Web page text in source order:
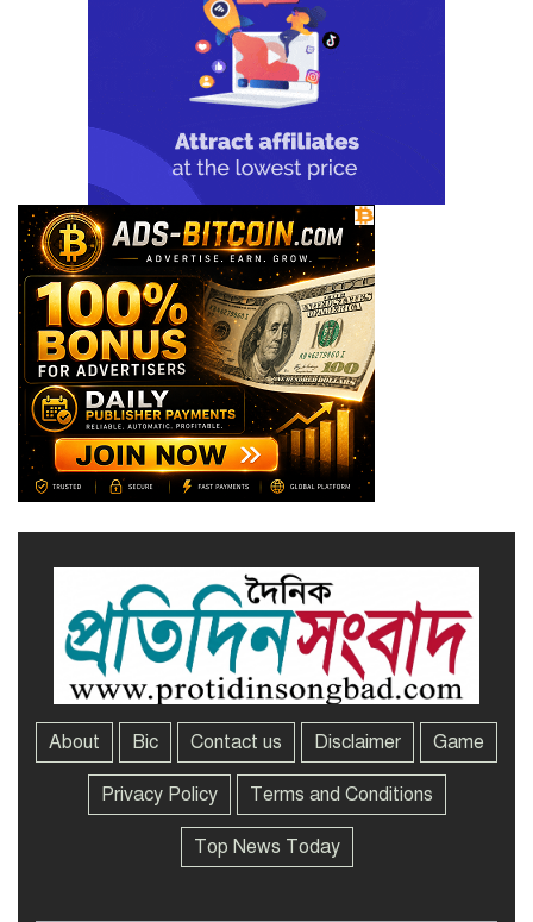
জুলাই আন্দোলন জনগণের, কৃতিত্ব
কোনো একক দলের নয়: প্রধানমন্ত্রী
বাংলাদেশি নিহত, গ্রেপ্তার ১
শহীদের আত্মত্যাগে গড়া জাতীয় ঐক্য
রক্ষা করতে হবে : প্রধানমন্ত্রী
সাভারে এমপি ও তাঁর স্ত্রীকে
শিক্ষাপ্রতিষ্ঠানের সভাপতি, উঠেছে
আইনি প্রশ্ন
নজরুল বিশ্ববিদ্যালয়ে ব্যবসায় প্রশাসন
অনুষদের গবেষণা প্রকল্প ২০২৫-২৬
অর্থবছরের সেমিনার
About Bic Contact us Disclaimer Game
Privacy Policy Terms and Conditions
Top News Today